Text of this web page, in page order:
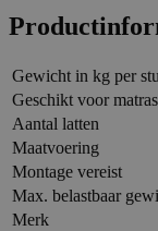
Gewicht in kg per
Geschikt voor matras
Aantal latten
Maatvoering
Montage vereist
Max. belastbaar
Merk